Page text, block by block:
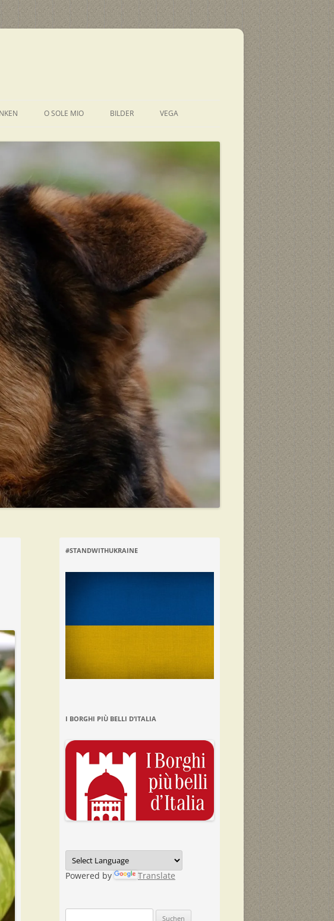
O SOLE MIO BILDER VEGA
#STANDWITHUKRAINE
I BORGHI PIÙ BELLI D’ITALIA
Powered by Translate